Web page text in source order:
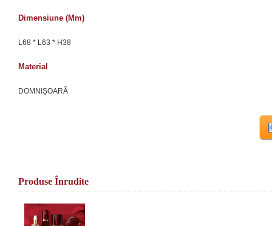
Dimensiune (mm)
L68 * L63 * H38
Material
DOMNIȘOARĂ
Produse Înrudite